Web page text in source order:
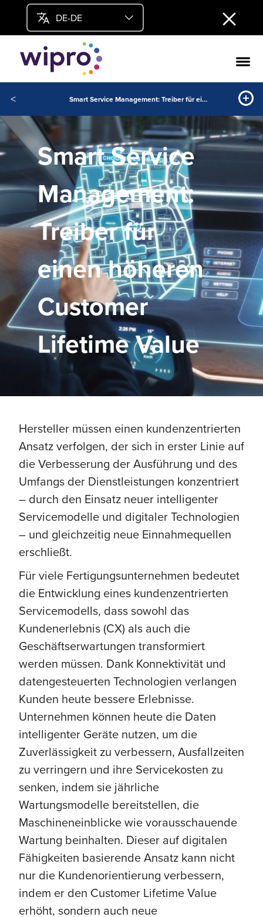
DE-DE
< Smart Service Management: Treiber für einen höheren Customer Lifetime Value
Smart Service
Management:
Treiber für
einen höheren
Customer
Lifetime Value
Hersteller müssen einen kundenzentrierten
Ansatz verfolgen, der sich in erster Linie auf
die Verbesserung der Ausführung und des
Umfangs der Dienstleistungen konzentriert
– durch den Einsatz neuer intelligenter
Servicemodelle und digitaler Technologien
– und gleichzeitig neue Einnahmequellen
erschließt.
Für viele Fertigungsunternehmen bedeutet
die Entwicklung eines kundenzentrierten
Servicemodells, dass sowohl das
Kundenerlebnis (CX) als auch die
Geschäftserwartungen transformiert
werden müssen. Dank Konnektivität und
datengesteuerten Technologien verlangen
Kunden heute bessere Erlebnisse.
Unternehmen können heute die Daten
intelligenter Geräte nutzen, um die
Zuverlässigkeit zu verbessern, Ausfallzeiten
zu verringern und ihre Servicekosten zu
senken, indem sie jährliche
Wartungsmodelle bereitstellen, die
Maschineneinblicke wie vorausschauende
Wartung beinhalten. Dieser auf digitalen
Fähigkeiten basierende Ansatz kann nicht
nur die Kundenorientierung verbessern,
indem er den Customer Lifetime Value
erhöht, sondern auch neue